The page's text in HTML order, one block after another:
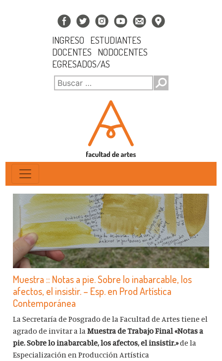
INGRESO
ESTUDIANTES
DOCENTES
NODOCENTES
EGRESADOS/AS
Muestra :: Notas a pie. Sobre lo inabarcable, los
afectos, el insistir. – Esp. en Prod Artística
Contemporánea
La Secretaría de Posgrado de la Facultad de Artes tiene el
agrado de invitar a laMuestra de Trabajo Final «Notas a
pie. Sobre lo inabarcable, los afectos, el insistir.»de la
Especialización en Producción Artística